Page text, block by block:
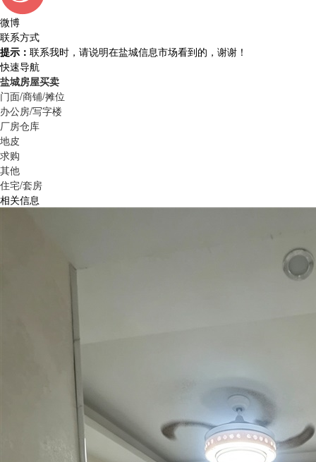
微博
联系方式
提示： 联系我时，请说明在盐城信息市场看到的，谢谢！
快速导航
盐城房屋买卖
门面/商铺/摊位
办公房/写字楼
厂房仓库
地皮
求购
其他
住宅/套房
相关信息